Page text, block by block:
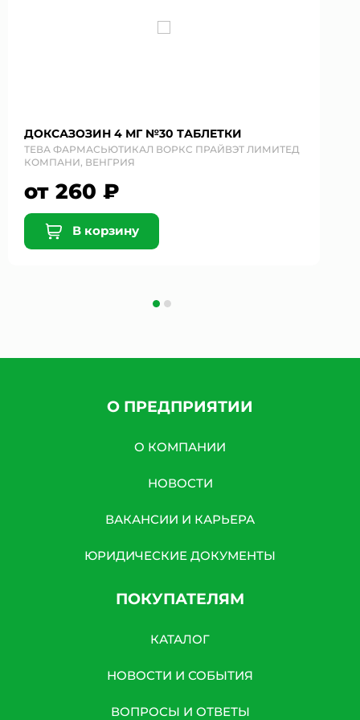
ДОКСАЗОЗИН 4 МГ №30 ТАБЛЕТКИ
ТЕВА ФАРМАСЬЮТИКАЛ ВОРКС ПРАЙВЭТ ЛИМИТЕД
КОМПАНИ, ВЕНГРИЯ
от 260 ₽
В корзину
О ПРЕДПРИЯТИИ
О КОМПАНИИ
НОВОСТИ
ВАКАНСИИ И КАРЬЕРА
ЮРИДИЧЕСКИЕ ДОКУМЕНТЫ
ПОКУПАТЕЛЯМ
КАТАЛОГ
НОВОСТИ И СОБЫТИЯ
ВОПРОСЫ И ОТВЕТЫ